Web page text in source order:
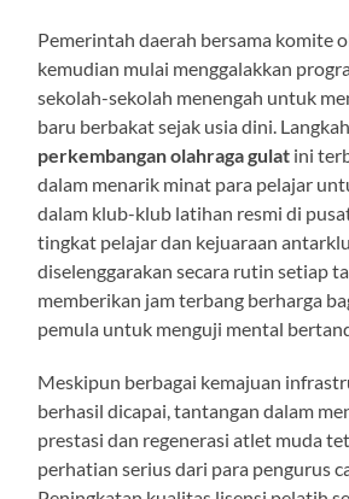
Pemerintah daerah bersama komite
kemudian mulai menggalakkan
sekolah-sekolah menengah untuk
baru berbakat sejak usia dini.
perkembangan olahraga gulat ini
dalam menarik minat para pelajar
dalam klub-klub latihan resmi di
tingkat pelajar dan kejuaraan
diselenggarakan secara rutin setiap
memberikan jam terbang berharga
pemula untuk menguji mental
Meskipun berbagai kemajuan
berhasil dicapai, tantangan dalam
prestasi dan regenerasi atlet muda
perhatian serius dari para pengurus